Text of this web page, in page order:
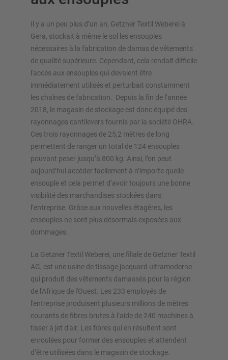
Il y a un peu plus d’un an, Getzner Textil Weberei à
Gera, stockait à même le sol les ensouples
nécessaires à la fabrication de damas de vêtements
de qualité supérieure. Cependant, cela rendait difficile
l'accès aux ensouples qui devaient être
immédiatement utilisés et perturbait constamment
les chaînes de fabrication. Depuis la fin de l’année
2018, le magasin de stockage est donc équipé des
rayonnages cantilevers fournis par la société OHRA.
Ces trois rayonnages de 25,2 mètres de long
permettent de ranger un total de 124 ensouples
pouvant peser jusqu’à 800 kg. Ainsi, l’on peut
aujourd’hui accéder facilement à n’importe quelle
ensouple et cela permet d’avoir toujours une bonne
visibilité des marchandises stockées dans
l’entreprise. Grâce aux nouvelles étagères, les
ensouples ne sont plus désormais exposées aux
dommages.
La Getzner Textil Weberei, une filiale de Getzner Textil
AG, est une usine de tissage jacquard ultramoderne
qui produit des vêtements damassés pour la région
de l'Afrique de l'Ouest. Les 233 employés de
l'entreprise produisent plusieurs millions de mètres
courants de fibres brutes à l’aide de 240 machines à
tisser à jet d'air. Les fibres qui en résultent sont
enroulées pour former des ensouples et attendent
d’être utilisées dans le magasin de stockage.
APERÇU DES SYSTÈMES DE
STOCKAGE
Rayonnages à palettes
Rayonnages mobiles
Stockage automatique
Hall de rayonnages
Mezzanines
Rayonnage vertical
Planifiez votre système de rayonnage individuellement avec
Configurer le rayonnage maintenant